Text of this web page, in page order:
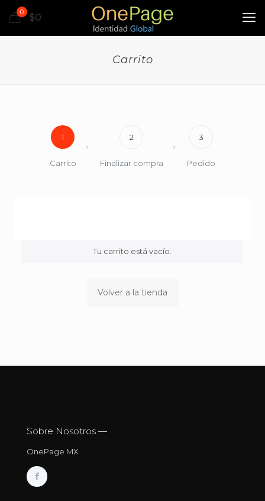
0 $0
Carrito
1
Carrito
2
Finalizar compra
3
Pedido
Tu carrito está vacío.
Volver a la tienda
Sobre Nosotros —
OnePage MX